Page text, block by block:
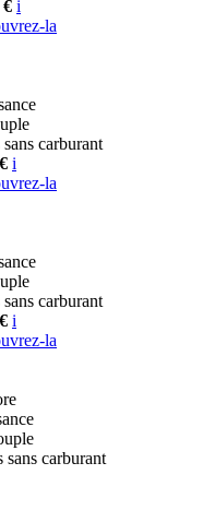
i
la
carburant
i
la
carburant
i
la
sans carburant